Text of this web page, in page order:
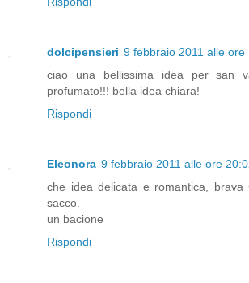
dolcipensieri 9 febbraio 2011 alle ore
ciao una bellissima idea per san
profumato!!! bella idea chiara!
Rispondi
Eleonora 9 febbraio 2011 alle ore
che idea delicata e romantica, brava
sacco.
un bacione
Rispondi